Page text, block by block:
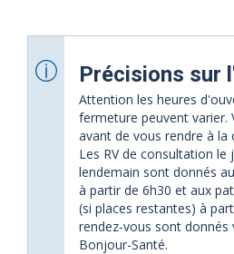
Précisions sur
Attention les heures
fermeture peuvent varier.
avant de vous rendre à la
Les RV de consultation
lendemain sont donnés
à partir de 6h30 et aux
(si places restantes) à
rendez-vous sont donnés
Bonjour-Santé.